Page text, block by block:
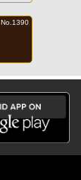
No.1390